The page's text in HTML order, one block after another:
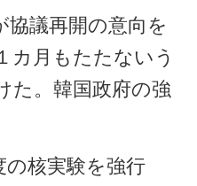
議再開の意向を
カ月もたたないう
た。韓国政府の強
核実験を強行